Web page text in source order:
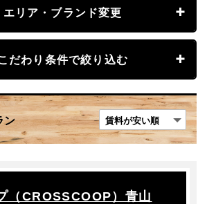
ィス
エリア・ブランド変更
エリア変更
だわり条件で絞り込む
〜
ン
（CROSSCOOP）青山